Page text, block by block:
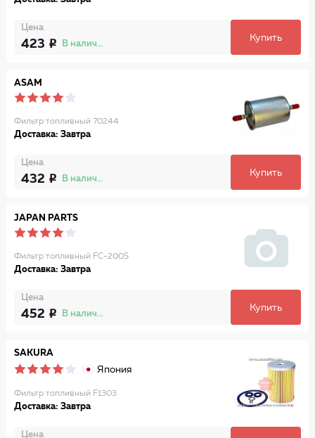
Цена
423 В наличии
Купить
ASAM
Фильтр топливный 70244
Доставка: Завтра
Цена
432 В наличии
Купить
JAPAN PARTS
Фильтр топливный FC-200S
Доставка: Завтра
Цена
452 В наличии
Купить
SAKURA
Япония
Фильтр топливный F1303
Доставка: Завтра
Цена